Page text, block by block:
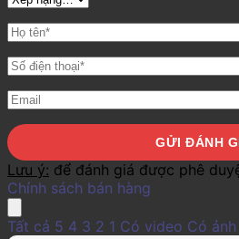
Lưu ý: để đánh giá được phê
Chính sách bán hàng
Tất cả 5 4 3 2 1 Có video Có ảnh